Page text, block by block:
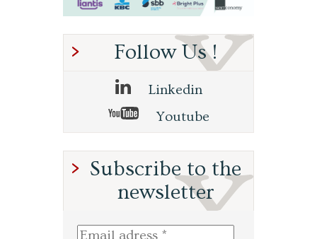
Follow Us !
Linkedin
Youtube
Subscribe to the
newsletter